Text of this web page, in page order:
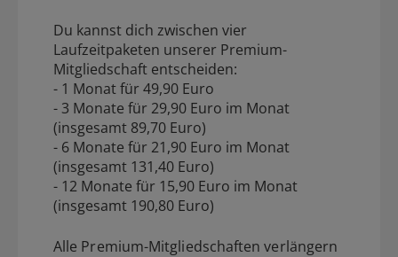
Du kannst dich zwischen vier
Laufzeitpaketen unserer Premium-
Mitgliedschaft entscheiden:
- 1 Monat für 49,90 Euro
- 3 Monate für 29,90 Euro im Monat
(insgesamt 89,70 Euro)
- 6 Monate für 21,90 Euro im Monat
(insgesamt 131,40 Euro)
- 12 Monate für 15,90 Euro im Monat
(insgesamt 190,80 Euro)
Alle Premium-Mitgliedschaften verlängern